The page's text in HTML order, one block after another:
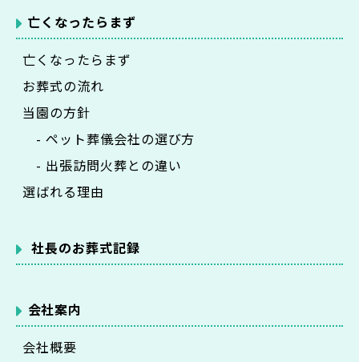
亡くなったらまず
亡くなったらまず
お葬式の流れ
当園の方針
- ペット葬儀会社の選び方
- 出張訪問火葬との違い
選ばれる理由
社長のお葬式記録
会社案内
会社概要